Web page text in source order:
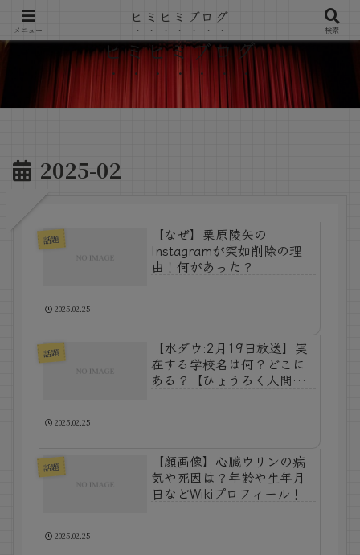
ヒミヒミブログ
2025-02
話題
【なぜ】栗原陵矢の
Instagramが突如削除の理
由！何があった？
2025.02.25
話題
【水ダウ:2月19日放送】実
在する学校名は何？どこに
ある？【ひょうろく人間性
2025.02.25
話題
【顔画像】心臓ウリンの病
気や死因は？年齢や生年月
日などWikiプロフィール！
2025.02.25
メニュー
ヒミヒミブログ
検索